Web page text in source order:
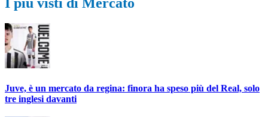
Juve, è un mercato da regina: finora ha speso più del Real, solo
tre inglesi davanti